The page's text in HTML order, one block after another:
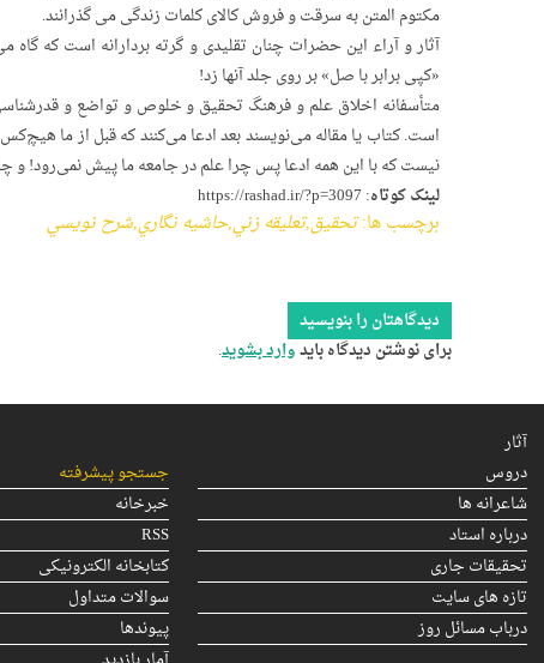
مکتوم المتن به سرقت و فروش کالای کلمات زندگی می­ گذرانند.
آثار و آراء این حضرات چنان تقلیدی و گرته ­بردارانه است که گاه
«کپی برابر با صل» بر روی جلد آنها زد!
متأسفانه اخلاق علم و فرهنگ تحقیق و خلوص و تواضع و
است. کتاب یا مقاله می‌نویسند بعد ادعا می‌کنند که قبل از ما
نیست که با این همه ادعا پس چرا علم در جامعه­ ما پیش نمی‌رود!
لینک کوتاه: https://rashad.ir/?p=3097
برچسب ها:تحقيق,تعليقه زني,حاشيه نگاري,شرح نويسي
دیدگاهتان را بنویسید
برای نوشتن دیدگاه بایدوارد بشوید.
آثار
دروس
شاعرانه ها
درباره استاد
تحقیقات جاری
تازه های سایت
درباب مسائل روز
جستجو پیشرفته
خبرخانه
RSS
کتابخانه الکترونیکی
سوالات متداول
پیوندها